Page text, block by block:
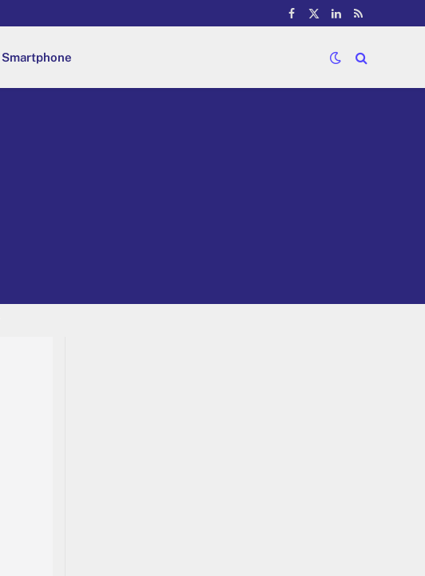
Facebook
X
LinkedIn
RSS
Smartphone